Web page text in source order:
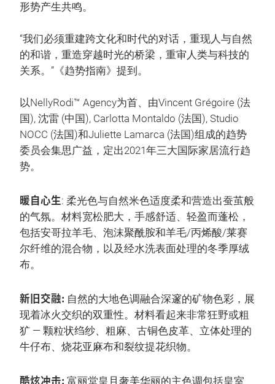
形势产生共鸣。
“我们必须重建跨文化和时代的对话，重现人与自然
的和谐，重造穿越时光的桥梁，重审人类与科技的
关系。”《趋势指南》提到。
以NellyRodi™ Agency为首、由Vincent Grégoire (法
国), 沈雷 (中国), Carlotta Montaldo (法国), Studio
NOCC (法国)和Juliette Lamarca (法国)组成的趋势
委员会集思广益，定出2021年三大国际家居流行趋
势。
暖自心生: 柔光色与自然米色适度柔和营造出蚕茧般
的气氛。材料宽松肥大，手感舒适、轻盈而蓬松，
包括安哥拉羊毛、泡沫聚酰胺和羊毛/丙烯酸/莱赛
尔纤维的混合物，以及经水洗表面处理的冬季厚绒
布。
新旧交融: 自然的大地色调融合深邃的矿物色彩，展
现着冰火交织的双重性。材料看起来非常狂野或粗
犷 — 颗粒状绉纱、粗麻、古铜色皮革、立体处理的
牛仔布、烧花亚麻布和裂纹提花织物。
酷炫冲击: 富丽堂皇且奢美华丽的主色调包括皇室